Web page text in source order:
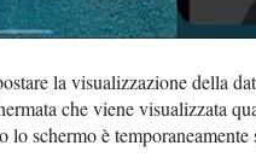
la visualizzazione della
che viene visualizzata
lo schermo è